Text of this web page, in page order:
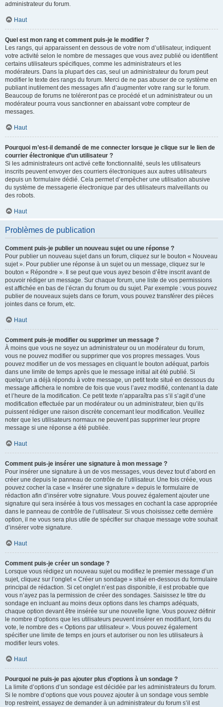
administrateur du forum.
Haut
Quel est mon rang et comment puis-je le modifier ?
Les rangs, qui apparaissent en dessous de votre nom d’utilisateur, indiquent
votre activité selon le nombre de messages que vous avez publié ou identifient
certains utilisateurs spécifiques, comme les administrateurs et les
modérateurs. Dans la plupart des cas, seul un administrateur du forum peut
modifier le texte des rangs du forum. Merci de ne pas abuser de ce système en
publiant inutilement des messages afin d’augmenter votre rang sur le forum.
Beaucoup de forums ne toléreront pas ce procédé et un administrateur ou un
modérateur pourra vous sanctionner en abaissant votre compteur de
messages.
Haut
Pourquoi m’est-il demandé de me connecter lorsque je clique sur le lien de
courrier électronique d’un utilisateur ?
Si les administrateurs ont activé cette fonctionnalité, seuls les utilisateurs
inscrits peuvent envoyer des courriers électroniques aux autres utilisateurs
depuis un formulaire dédié. Cela permet d’empêcher une utilisation abusive
du système de messagerie électronique par des utilisateurs malveillants ou
des robots.
Haut
Problèmes de publication
Comment puis-je publier un nouveau sujet ou une réponse ?
Pour publier un nouveau sujet dans un forum, cliquez sur le bouton « Nouveau
sujet ». Pour publier une réponse à un sujet ou un message, cliquez sur le
bouton « Répondre ». Il se peut que vous ayez besoin d’être inscrit avant de
pouvoir rédiger un message. Sur chaque forum, une liste de vos permissions
est affichée en bas de l’écran du forum ou du sujet. Par exemple : vous pouvez
publier de nouveaux sujets dans ce forum, vous pouvez transférer des pièces
jointes dans ce forum, etc.
Haut
Comment puis-je modifier ou supprimer un message ?
À moins que vous ne soyez un administrateur ou un modérateur du forum,
vous ne pouvez modifier ou supprimer que vos propres messages. Vous
pouvez modifier un de vos messages en cliquant le bouton adéquat, parfois
dans une limite de temps après que le message initial ait été publié. Si
quelqu’un a déjà répondu à votre message, un petit texte situé en dessous du
message affichera le nombre de fois que vous l’avez modifié, contenant la date
et l’heure de la modification. Ce petit texte n’apparaîtra pas s’il s’agit d’une
modification effectuée par un modérateur ou un administrateur, bien qu’ils
puissent rédiger une raison discrète concernant leur modification. Veuillez
noter que les utilisateurs normaux ne peuvent pas supprimer leur propre
message si une réponse a été publiée.
Haut
Comment puis-je insérer une signature à mon message ?
Pour insérer une signature à un de vos messages, vous devez tout d’abord en
créer une depuis le panneau de contrôle de l’utilisateur. Une fois créée, vous
pouvez cocher la case « Insérer une signature » depuis le formulaire de
rédaction afin d’insérer votre signature. Vous pouvez également ajouter une
signature qui sera insérée à tous vos messages en cochant la case appropriée
dans le panneau de contrôle de l’utilisateur. Si vous choisissez cette dernière
option, il ne vous sera plus utile de spécifier sur chaque message votre souhait
d’insérer votre signature.
Haut
Comment puis-je créer un sondage ?
Lorsque vous rédigez un nouveau sujet ou modifiez le premier message d’un
sujet, cliquez sur l’onglet « Créer un sondage » situé en-dessous du formulaire
principal de rédaction. Si cet onglet n’est pas disponible, il est probable que
vous n’ayez pas la permission de créer des sondages. Saisissez le titre du
sondage en incluant au moins deux options dans les champs adéquats,
chaque option devant être insérée sur une nouvelle ligne. Vous pouvez définir
le nombre d’options que les utilisateurs peuvent insérer en modifiant, lors du
vote, le nombre des « Options par utilisateur ». Vous pouvez également
spécifier une limite de temps en jours et autoriser ou non les utilisateurs à
modifier leurs votes.
Haut
Pourquoi ne puis-je pas ajouter plus d’options à un sondage ?
La limite d’options d’un sondage est décidée par les administrateurs du forum.
Si le nombre d’options que vous pouvez ajouter à un sondage vous semble
trop restreint, essayez de demander à un administrateur du forum s’il est